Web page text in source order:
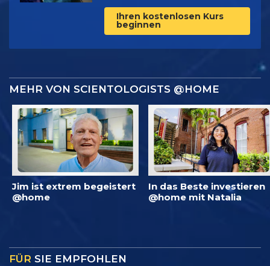
Ihren kostenlosen Kurs
beginnen
MEHR VON SCIENTOLOGISTS @HOME
Jim ist extrem begeistert
@home
In das Beste investieren
@home mit Natalia
FÜR SIE EMPFOHLEN